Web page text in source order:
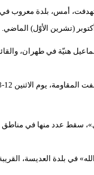
هنيّة في طهران،
لبنان باتّجاه منطقة الكابري»، سقط
بلدة العديسة، القريبة